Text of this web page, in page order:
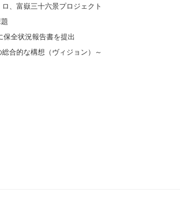
、富嶽三十六景プロジェクト
保全状況報告書を提出
合的な構想（ヴィジョン）～